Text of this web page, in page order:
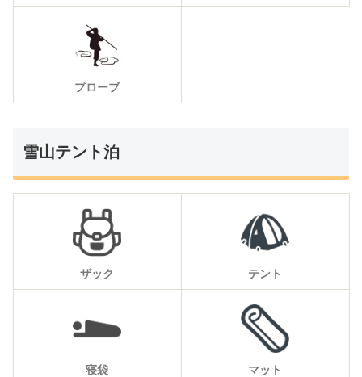
プローブ
雪山テント泊
ザック テント
寝袋 マット